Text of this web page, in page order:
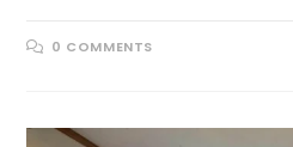
0 COMMENTS